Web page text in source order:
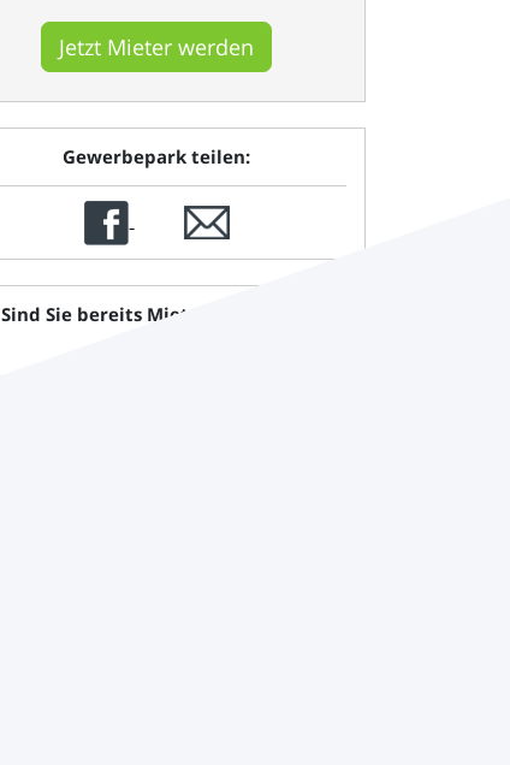
Jetzt Mieter werden
Gewerbepark teilen:
Sind Sie bereits Mieter und haben